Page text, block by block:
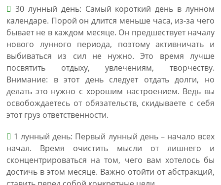
30 лунный день: Самый короткий день в лунном
календаре. Порой он длится меньше часа, из-за чего
бывает не в каждом месяце. Он предшествует началу
нового лунного периода, поэтому активничать и
выбиваться из сил не нужно. Это время лучше
посвятить отдыху, увлечениям, творчеству.
Внимание: в этот день следует отдать долги, но
делать это нужно с хорошим настроением. Ведь вы
освобождаетесь от обязательств, скидываете с себя
этот груз ответственности.
1 лунный день: Первый лунный день – начало всех
начал. Время очистить мысли от лишнего и
сконцентрироваться на том, чего вам хотелось бы
достичь в этом месяце. Важно отойти от абстракций,